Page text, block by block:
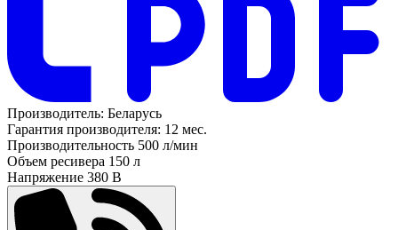
Производитель: Беларусь
Гарантия производителя: 12 мес.
Производительность 500 л/мин
Объем ресивера 150 л
Напряжение 380 В